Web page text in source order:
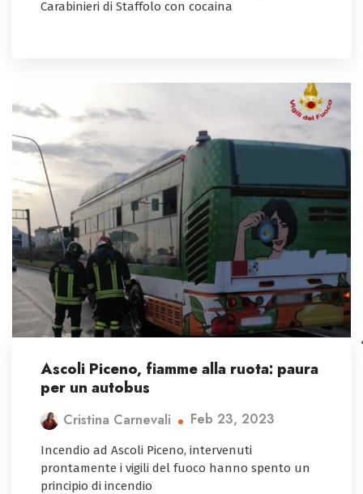
Carabinieri di Staffolo con cocaina
Ascoli Piceno, fiamme alla ruota: paura
per un autobus
Cristina Carnevali Feb 23, 2023
Incendio ad Ascoli Piceno, intervenuti
prontamente i vigili del fuoco hanno spento un
principio di incendio